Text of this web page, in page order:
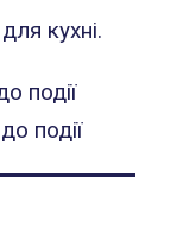
кухні.
події
до події